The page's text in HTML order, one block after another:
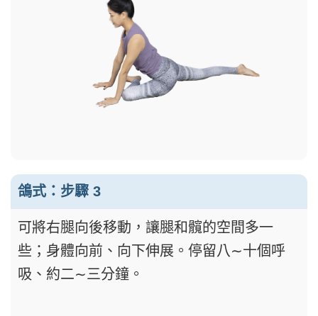
鴿式：步驟 3
可將右腿向後移動，讓腿和髖的空間多一
些；身體向前、向下伸展。停留八∼十個呼
吸、約二∼三分鐘。